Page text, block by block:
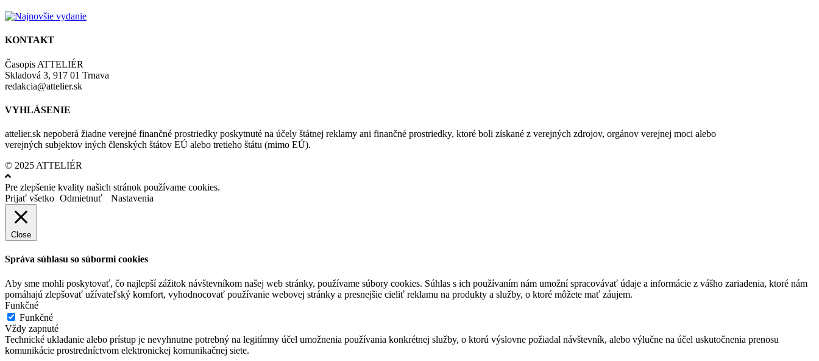
KONTAKT
Časopis ATTELIÉR
Skladová 3, 917 01 Trnava
redakcia@attelier.sk
VYHLÁSENIE
attelier.sk nepoberá žiadne verejné finančné prostriedky poskytnuté na účely štátnej reklamy ani finančné prostriedky, ktoré boli získané z verejných zdrojov, orgánov verejnej moci alebo
verejných subjektov iných členských štátov EÚ alebo tretieho štátu (mimo EÚ).
© 2025 ATTELIÉR
Pre zlepšenie kvality našich stránok používame cookies.
Prijať všetko Odmietnuť Nastavenia
Close
Správa súhlasu so súbormi cookies
Aby sme mohli poskytovať, čo najlepší zážitok návštevníkom našej web stránky, používame súbory cookies. Súhlas s ich používaním nám umožní spracovávať údaje a informácie z vášho zariadenia, ktoré nám
pomáhajú zlepšovať užívateľský komfort, vyhodnocovať používanie webovej stránky a presnejšie cieliť reklamu na produkty a služby, o ktoré môžete mať záujem.
Funkčné
Funkčné
Vždy zapnuté
Technické ukladanie alebo prístup je nevyhnutne potrebný na legitímny účel umožnenia používania konkrétnej služby, o ktorú výslovne požiadal návštevník, alebo výlučne na účel uskutočnenia prenosu
komunikácie prostredníctvom elektronickej komunikačnej siete.